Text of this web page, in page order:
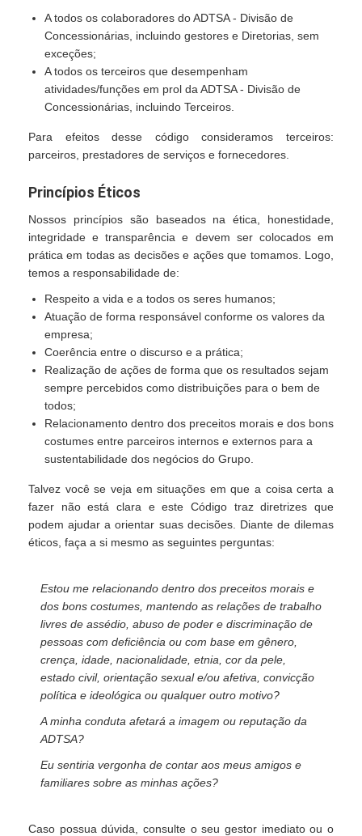
A todos os colaboradores do ADTSA - Divisão de
Concessionárias, incluindo gestores e Diretorias, sem
exceções;
A todos os terceiros que desempenham
atividades/funções em prol da ADTSA - Divisão de
Concessionárias, incluindo Terceiros.
Para efeitos desse código consideramos terceiros:
parceiros, prestadores de serviços e fornecedores.
Princípios Éticos
Nossos princípios são baseados na ética, honestidade,
integridade e transparência e devem ser colocados em
prática em todas as decisões e ações que tomamos. Logo,
temos a responsabilidade de:
Respeito a vida e a todos os seres humanos;
Atuação de forma responsável conforme os valores da
empresa;
Coerência entre o discurso e a prática;
Realização de ações de forma que os resultados sejam
sempre percebidos como distribuições para o bem de
todos;
Relacionamento dentro dos preceitos morais e dos bons
costumes entre parceiros internos e externos para a
sustentabilidade dos negócios do Grupo.
Talvez você se veja em situações em que a coisa certa a
fazer não está clara e este Código traz diretrizes que
podem ajudar a orientar suas decisões. Diante de dilemas
éticos, faça a si mesmo as seguintes perguntas:
Estou me relacionando dentro dos preceitos morais e
dos bons costumes, mantendo as relações de trabalho
livres de assédio, abuso de poder e discriminação de
pessoas com deficiência ou com base em gênero,
crença, idade, nacionalidade, etnia, cor da pele,
estado civil, orientação sexual e/ou afetiva, convicção
política e ideológica ou qualquer outro motivo?
A minha conduta afetará a imagem ou reputação da
ADTSA?
Eu sentiria vergonha de contar aos meus amigos e
familiares sobre as minhas ações?
Caso possua dúvida, consulte o seu gestor imediato ou o